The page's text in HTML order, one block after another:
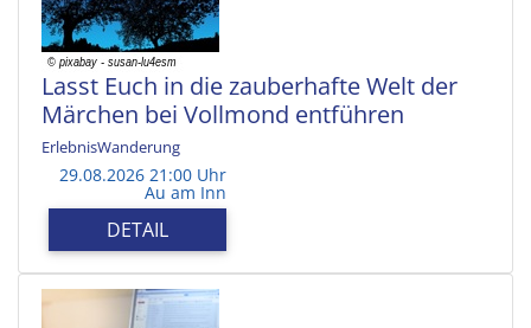
Lasst Euch in die zauberhafte Welt der
Märchen bei Vollmond entführen
ErlebnisWanderung
29.08.2026 21:00 Uhr
Au am Inn
DETAIL